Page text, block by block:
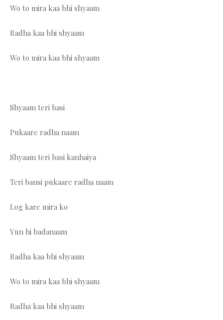
Wo to mira kaa bhi shyaam
Radha kaa bhi shyaam
Wo to mira kaa bhi shyaam
Shyaam teri basi
Pukaare radha naam
Shyaam teri basi kanhaiya
Teri bansi pukaare radha naam
Log kare mira ko
Yun hi badanaam
Radha kaa bhi shyaam
Wo to mira kaa bhi shyaam
Radha kaa bhi shyaam